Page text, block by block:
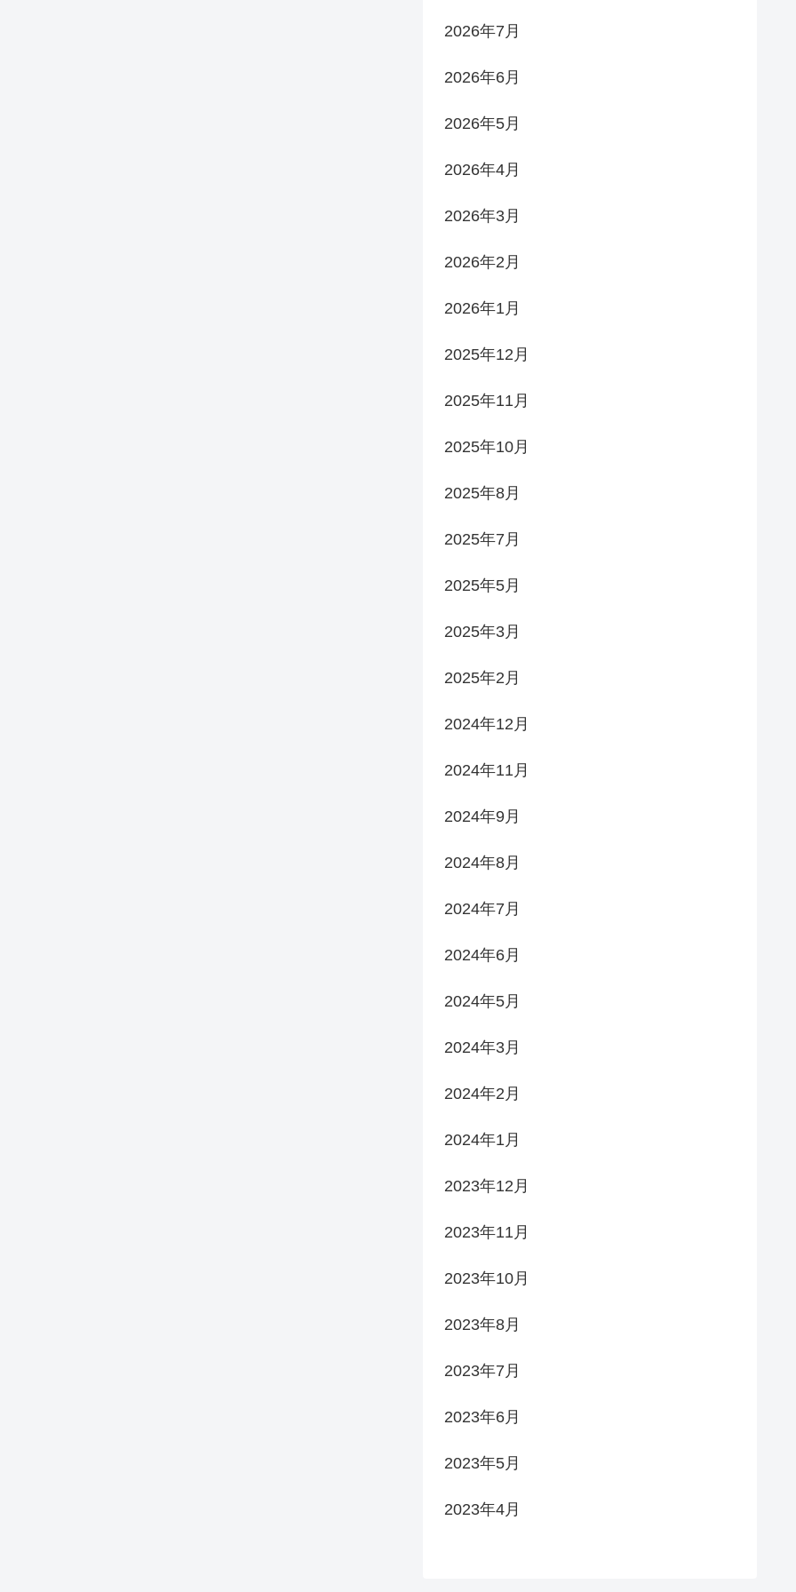
2026年7月
2026年6月
2026年5月
2026年4月
2026年3月
2026年2月
2026年1月
2025年12月
2025年11月
2025年10月
2025年8月
2025年7月
2025年5月
2025年3月
2025年2月
2024年12月
2024年11月
2024年9月
2024年8月
2024年7月
2024年6月
2024年5月
2024年3月
2024年2月
2024年1月
2023年12月
2023年11月
2023年10月
2023年8月
2023年7月
2023年6月
2023年5月
2023年4月